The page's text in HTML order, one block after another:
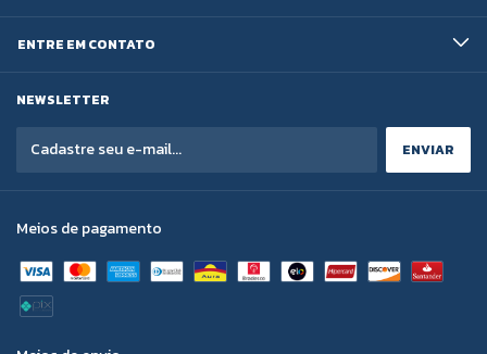
ENTRE EM CONTATO
NEWSLETTER
Meios de pagamento